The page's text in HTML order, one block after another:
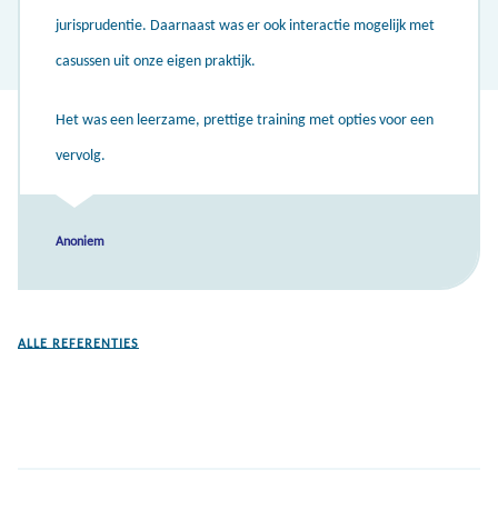
jurisprudentie. Daarnaast was er ook interactie mogelijk met
casussen uit onze eigen praktijk.
Het was een leerzame, prettige training met opties voor een
vervolg.
Anoniem
ALLE REFERENTIES